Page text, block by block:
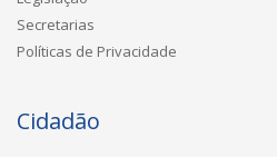
Secretarias
Políticas de Privacidade
Cidadão